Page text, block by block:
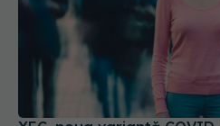
XEC, noua variantă
16 sep 2024, 08:42